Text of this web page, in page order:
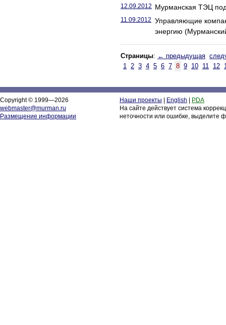
12.09.2012 Мурманская ТЭЦ
11.09.2012 Управляющие
энергию
Страницы: ← предыдущая
1 2 3 4 5 6 7 8 9 10 11 12
Copyright © 1999—2026
webmaster@murman.ru
Размещение информации
Наши проекты English
PDA
На сайте действует система
неточности или ошибке, выделите